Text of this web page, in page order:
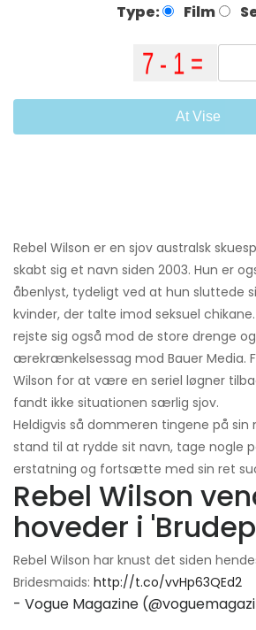
Type: Film
At Vise
Rebel Wilson er en sjov australsk
skabt sig et navn siden 2003. Hun er
åbenlyst, tydeligt ved at hun sluttede
kvinder, der talte imod seksuel
rejste sig også mod de store drenge
ærekrænkelsessag mod Bauer Media.
Wilson for at være en seriel løgner
fandt ikke situationen særlig sjov.
Heldigvis så dommeren tingene på sin
stand til at rydde sit navn, tage nogle
erstatning og fortsætte med sin ret
Rebel Wilson
hoveder i
Rebel Wilson har knust det siden
Bridesmaids: http://t.co/vvHp63QEd2
- Vogue Magazine